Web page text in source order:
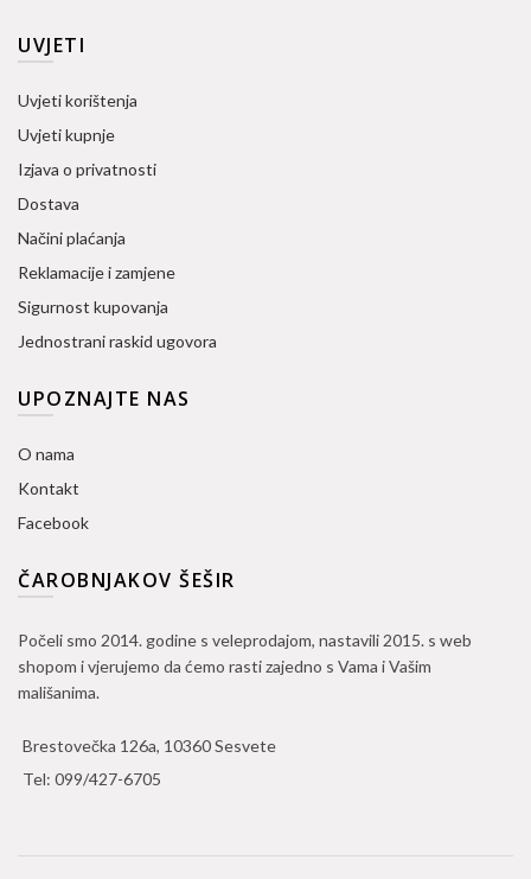
UVJETI
Uvjeti korištenja
Uvjeti kupnje
Izjava o privatnosti
Dostava
Načini plaćanja
Reklamacije i zamjene
Sigurnost kupovanja
Jednostrani raskid ugovora
UPOZNAJTE NAS
O nama
Kontakt
Facebook
ČAROBNJAKOV ŠEŠIR
Počeli smo 2014. godine s veleprodajom, nastavili 2015. s web
shopom i vjerujemo da ćemo rasti zajedno s Vama i Vašim
mališanima.
Brestovečka 126a, 10360 Sesvete
Tel: 099/427-6705